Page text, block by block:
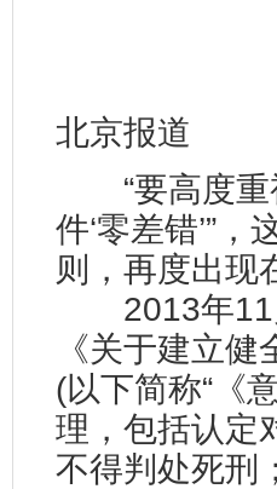
北京报道
“要高度重
件‘零差错’”
则，再度出现
2013年11
《关于建立
(以下简称“《
理，包括认定
不得判处死刑